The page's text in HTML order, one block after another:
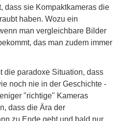
dass sie Kompaktkameras die
haben. Wozu ein
man vergleichbare Bilder
das man zudem immer
die paradoxe Situation, dass
noch nie in der Geschichte -
"richtige" Kameras
dass die Ära der
zu Ende geht und bald nur